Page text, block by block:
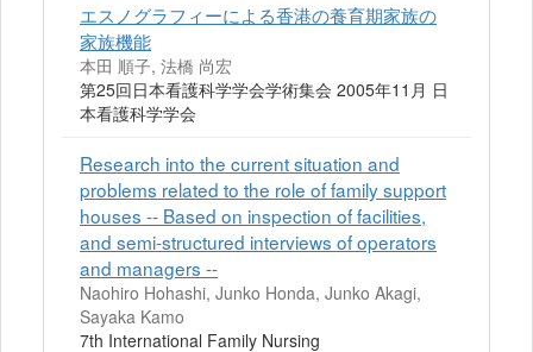
エスノグラフィーによる香港の養育期家族の
家族機能
本田 順子, 法橋 尚宏
第25回日本看護科学学会学術集会 2005年11月 日
本看護科学学会
Research into the current situation and
problems related to the role of family support
houses -- Based on inspection of facilities,
and semi-structured interviews of operators
and managers --
Naohiro Hohashi, Junko Honda, Junko Akagi,
Sayaka Kamo
7th International Family Nursing